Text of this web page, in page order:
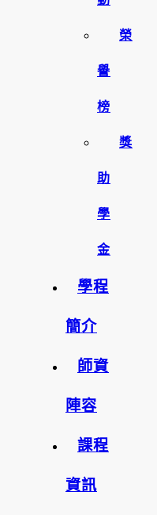
榮
譽
榜
獎
助
學
金
學程
簡介
師資
陣容
課程
資訊